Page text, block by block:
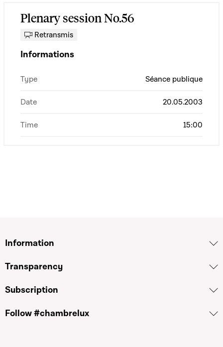
Plenary session No.56
Retransmis
Informations
Type Séance publique
Date 20.05.2003
Time 15:00
Information
Transparency
Subscription
Follow #chambrelux